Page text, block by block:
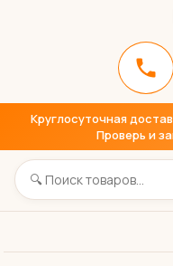
Круглосуточная
Проверь и